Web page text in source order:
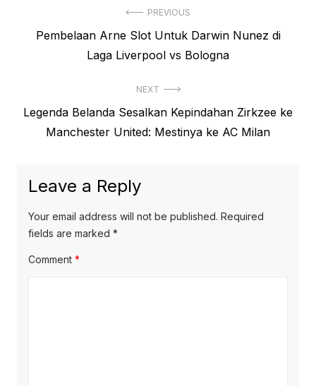
navigation
PREVIOUS
Previous
Pembelaan Arne Slot Untuk Darwin Nunez di
Laga Liverpool vs Bologna
NEXT
Next
post:
Legenda Belanda Sesalkan Kepindahan Zirkzee ke
Manchester United: Mestinya ke AC Milan
Leave a Reply
Your email address will not be published. Required
fields are marked *
Comment *